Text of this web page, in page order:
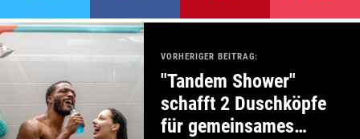
VORHERIGER BEITRAG:
"Tandem Shower"
schafft 2 Duschköpfe
für gemeinsames